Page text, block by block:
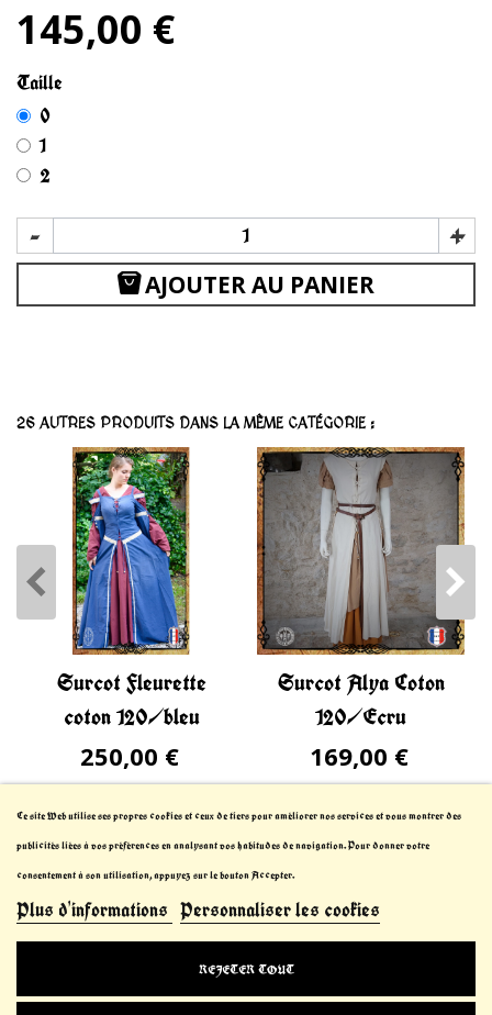
145,00 €
Taille
0
1
2
- +
AJOUTER AU PANIER
26 AUTRES PRODUITS DANS LA MÊME CATÉGORIE :
Surcot Fleurette
coton 120/bleu
250,00 €
Surcot Alya Coton
120/Ecru
169,00 €
© 2021-2023 Le Chevalier Thibault™. All Rights
Reserved
Ce site Web utilise ses propres cookies et ceux de tiers pour améliorer nos services et vous montrer des
publicités liées à vos préférences en analysant vos habitudes de navigation. Pour donner votre
consentement à son utilisation, appuyez sur le bouton Accepter.
Plus d'informations Personnaliser les cookies
REJETER TOUT